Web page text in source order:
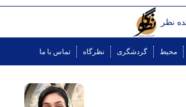
نظر
محیط گردشگری نظرگاه تماس با ما